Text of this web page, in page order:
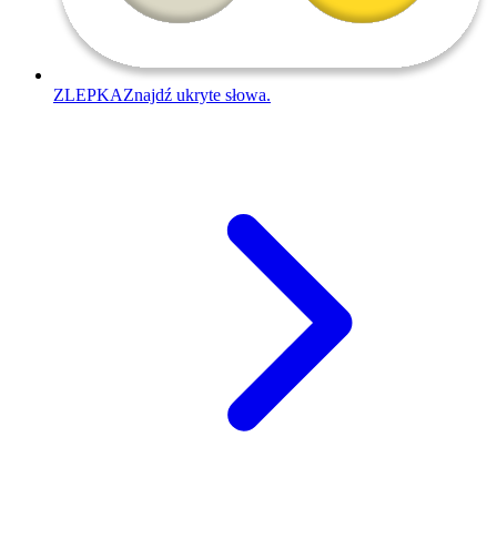
ZLEPKAZnajdź ukryte słowa.